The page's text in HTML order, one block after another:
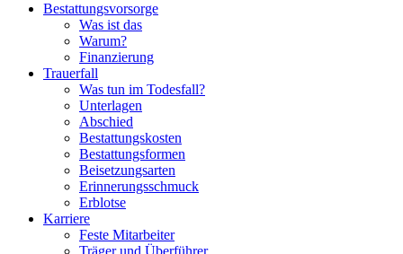
Bestattungsvorsorge
Was ist das
Warum?
Finanzierung
Trauerfall
Was tun im Todesfall?
Unterlagen
Abschied
Bestattungskosten
Bestattungsformen
Beisetzungsarten
Erinnerungsschmuck
Erblotse
Karriere
Feste Mitarbeiter